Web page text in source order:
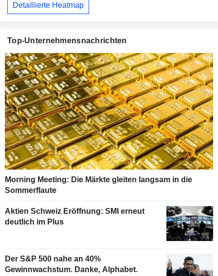
Detaillierte Heatmap
Top-Unternehmensnachrichten
Morning Meeting: Die Märkte gleiten langsam in die
Sommerflaute
Aktien Schweiz Eröffnung: SMI erneut
deutlich im Plus
Der S&P 500 nahe an 40%
Gewinnwachstum. Danke, Alphabet.